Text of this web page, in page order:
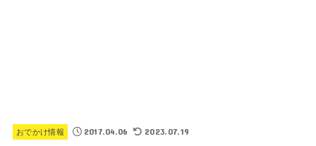
おでかけ情報 2017.04.06 2023.07.19